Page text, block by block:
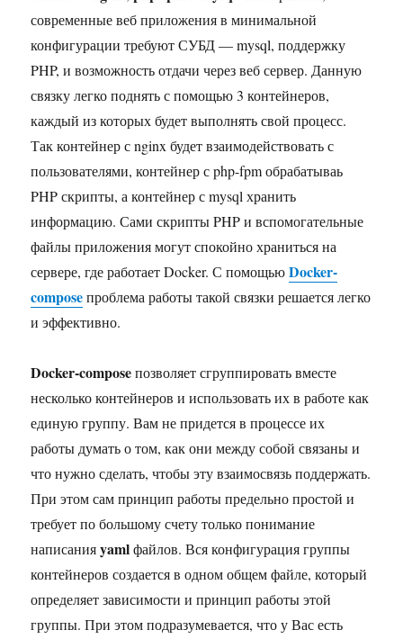
современные веб приложения в минимальной
конфигурации требуют СУБД — mysql, поддержку
PHP, и возможность отдачи через веб сервер. Данную
связку легко поднять с помощью 3 контейнеров,
каждый из которых будет выполнять свой процесс.
Так контейнер с nginx будет взаимодействовать с
пользователями, контейнер с php-fpm обрабатываь
PHP скрипты, а контейнер с mysql хранить
информацию. Сами скрипты PHP и вспомогательные
файлы приложения могут спокойно храниться на
сервере, где работает Docker. С помощьюDocker-
composeпроблема работы такой связки решается легко
и эффективно.
Docker-composeпозволяет сгруппировать вместе
несколько контейнеров и использовать их в работе как
единую группу. Вам не придется в процессе их
работы думать о том, как они между собой связаны и
что нужно сделать, чтобы эту взаимосвязь поддержать.
При этом сам принцип работы предельно простой и
требует по большому счету только понимание
написанияyamlфайлов. Вся конфигурация группы
контейнеров создается в одном общем файле, который
определяет зависимости и принцип работы этой
группы. При этом подразумевается, что у Вас есть